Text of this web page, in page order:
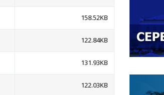
158.52KB
122.84KB
131.93KB
122.03KB